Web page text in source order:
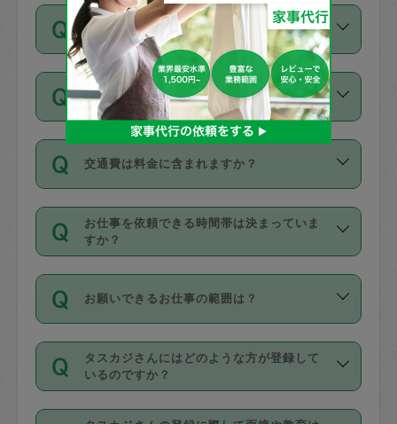
は、タスカジさんに事前に相談し、合意
の上事前申請することが必要です。な
お、3時間を下回っても、値引き等はござ
いません。
11種類の価格帯の中からタスカジさん自
身が価格を選んで設定しています。
タスカジさんの価格設定には最初は制限
があり、レビュー件数、レビューの平均
値、などで除々に設定可能な最高額が上
がっていく仕組みになっています。
支払い方法を教えてください
お支払方法はクレジットカード（Visa／
Master／JCB／AMERICAN EXPRESS／
Diners Club）のみとなります。
カード情報のご登録は、依頼リクエスト
を行う際にご入力ください。プロフィー
ル登録時にはご入力いただかなくても大
丈夫です。
デビットカード・プリペイドカード（Vプ
リカ、au WALLETなど）は支払にはご利
銀行振込や現金払いも対応していませ
なお、タスカジさんの交通費も、依頼料
金のご請求と合わせてお支払いとなりま
同じタスカジさんに定期的にお願いする場
合はお得になる？
依頼には「スポット」と「定期（毎週｜
隔週）」があり、「定期」の依頼は「ス
ポット」よりお得な料金でご利用できま
す。
定期の最低利用回数は設けていない代わ
りに、一定数を超えたキャンセルは有償
（例：毎週定期の場合は３回以上のキャ
ンセルが有償（1200円、隔週定期の場合
は２回以上のキャンセルが有償（1200
交通費は料金に含まれますか？
交通費は依頼料金とは別途発生し、依頼
料金のご請求と合わせてお支払いとなり
ます。交通費の金額は「依頼の詳細」に
お仕事を依頼できる時間帯は決まっていま
すか？
時間帯は3種類あります。いずれも１回あ
たり３時間です。
・ＡＭ ９時～１２時
・ＰＭ １３時～１６時
・夜 １８時～２１時
お願いできるお仕事の範囲は？
掃除、整理収納、洗濯、買い物、料理、
作り置きです。タスカジさんによってで
きる仕事の範囲が異なりますので、依頼
する前にタスカジさんのプロフィールで
タスカジさんにはどのような方が登録して
いるのですか？
主婦として長年の家事経験をお持ちの